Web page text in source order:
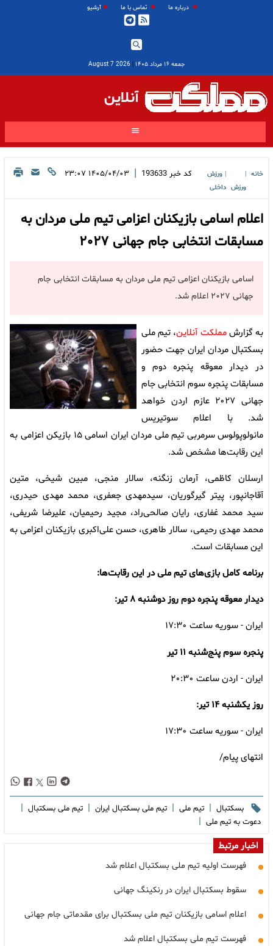
درباره ما تماس با ما آرشیو
جمعه ۱۶ مرداد ۱۴۰۵ |
2026 August 7
آنلاین
خانه
ورزش
ورزش
داخلی
کد خبر 193633
| ۱۴۰۵/۰۴/۰۳ ۲۳:۰۷
اعلام اسامی بازیکنان اعزامی تیم ملی مردان به
مسابقات انتخابی جام جهانی ۲۰۲۷
اسامی بازیکنان اعزامی تیم ملی مردان به مسابقات انتخابی جام
جهانی ۲۰۲۷ اعلام شد.
به گزارشمملکت آنلاین، تیم ملی
بسکتبال مردان ایران جهت حضور
در دیدار معوقه پنجره دوم و
مسابقات پنجره سوم انتخابی جام
جهانی ۲۰۲۷ عازم اردن خواهد
شد. با اعلام سوتیریس
مانولوپولوس سرمربی تیم ملی مردان ایران اسامی ۱۵ بازیکن اعزامی به
این رقابت‌ها مشخص شد.
ارسلان کاظمی، آرمان زنگنه، سالار منجی، مبین شیخی، متین
آقاجانپور، پیتر گیرگوریان، سیدمهدی جعفری، محمد مهدی حیدری،
سید محمد غفاری، رایان صالحی‌راد، مجید رحیمیان، علیرضا شریفی،
محمد مهدی رحیمی، سالار طاهری، حسن علی‌اکبری بازیکنان اعزامی به
این مسابقات است.
برنامه کامل بازی‌های تیم ملی در این رقابت‌ها:
دیدار معوقه پنجره دوم روز دوشنبه ۸ تیر:
ایران - سوریه ساعت ۱۷:۳۰
پنجره سومپنج‌شنبه ۱۱ تیر
ایران - اردن ساعت ۲۰:۳۰
روز یکشنبه ۱۴ تیر:
ایران - سوریه ساعت ۱۷:۳۰
انتهای پیام/
بسکتبال | تیم ملی | تیم ملی بسکتبال ایران | تیم ملی بسکتبال |
دعوت به تیم ملی |
اخبار مرتبط
فهرست اولیه تیم ملی بسکتبال اعلام شد
سقوط بسکتبال ایران در رنکینگ جهانی
اعلام اسامی بازیکنان تیم ملی بسکتبال برای مقدماتی جام جهانی
فهرست تیم ملی بسکتبال اعلام شد